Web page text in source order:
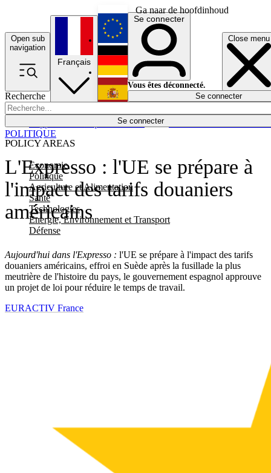
Ga naar de hoofdinhoud
Open sub
navigation
Close menu
Recherche
Se connecter
POLICY AREAS
Economie
Politique
Agriculture et Alimentation
Santé
Technologies
Energie, Environnement et Transport
Défense
Économie
Français
English
Deutsch
Español
Se connecter
Vous êtes déconnecté.
Se connecter
L'Expresso : l'UE se prépare à
l'impact des tarifs douaniers
américains
Aujourd'hui dans l'Expresso : l'UE se prépare à l'impact des tarifs
douaniers américains, effroi en Suède après la fusillade la plus
meutrière de l'histoire du pays, le gouvernement espagnol approuve
un projet de loi pour réduire le temps de travail.
POLITIQUE
EURACTIV France